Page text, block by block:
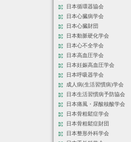
日本循環器協会
日本心臓病学会
日本心臓財団
日本動脈硬化学会
日本心不全学会
日本高血圧学会
日本妊娠高血圧学会
日本呼吸器学会
成人病(生活習慣病)学会
日本生活習慣病予防協会
日本痛風・尿酸核酸学会
日本骨粗鬆症学会
日本骨粗鬆症財団
日本整形外科学会